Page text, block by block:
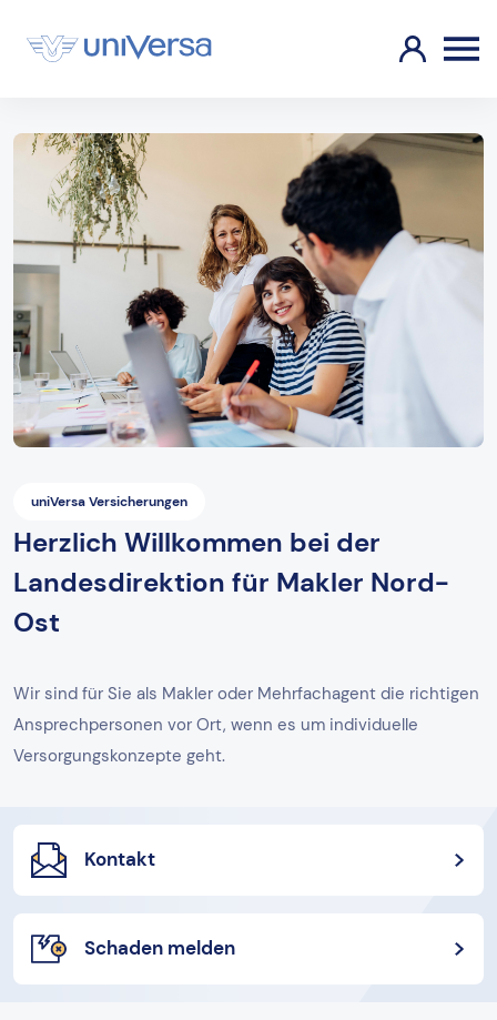
uniVersa Versicherungen
Herzlich Willkommen bei der
Landesdirektion für Makler Nord-
Ost
Wir sind für Sie als Makler oder Mehrfachagent die richtigen
Ansprechpersonen vor Ort, wenn es um individuelle
Versorgungskonzepte geht.
Kontakt
Schaden melden